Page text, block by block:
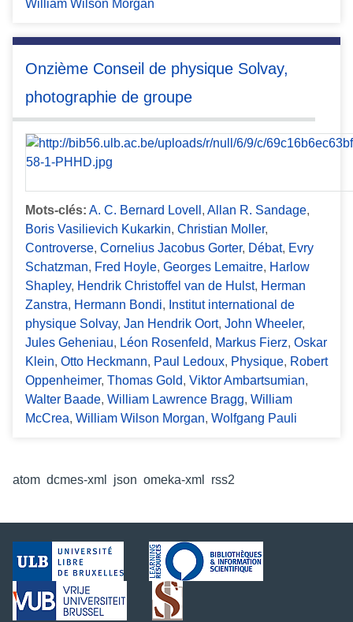
William Wilson Morgan
Onzième Conseil de physique Solvay,
photographie de groupe
Mots-clés: A. C. Bernard Lovell , Allan R. Sandage,
Boris Vasilievich Kukarkin, Christian Moller,
Controverse, Cornelius Jacobus Gorter, Débat, Evry
Schatzman, Fred Hoyle, Georges Lemaitre, Harlow
Shapley, Hendrik Christoffel van de Hulst, Herman
Zanstra, Hermann Bondi, Institut international de
physique Solvay, Jan Hendrik Oort, John Wheeler,
Jules Geheniau, Léon Rosenfeld, Markus Fierz, Oskar
Klein, Otto Heckmann, Paul Ledoux, Physique, Robert
Oppenheimer, Thomas Gold, Viktor Ambartsumian,
Walter Baade, William Lawrence Bragg, William
McCrea, William Wilson Morgan, Wolfgang Pauli
atom dcmes-xml json omeka-xml rss2